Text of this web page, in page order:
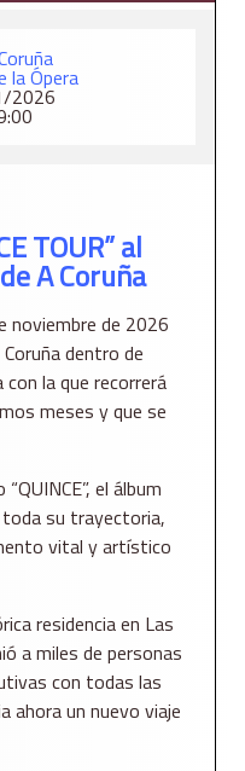
la Ópera
2026
TOUR” al
A Coruña
noviembre de 2026
dentro de
con la que recorrerá
meses y que se
el álbum
su trayectoria,
vital y artístico
residencia en Las
a miles de personas
con todas las
ahora un nuevo viaje